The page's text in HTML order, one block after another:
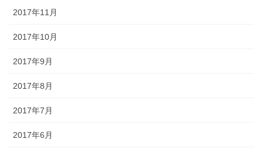
2017年11月
2017年10月
2017年9月
2017年8月
2017年7月
2017年6月